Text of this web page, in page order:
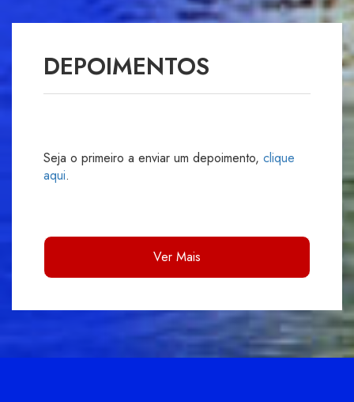
DEPOIMENTOS
Seja o primeiro a enviar um depoimento, clique
aqui.
Ver Mais